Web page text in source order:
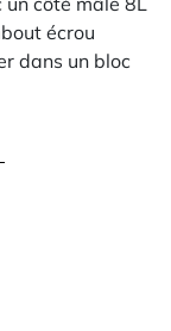
écrou
dans un bloc